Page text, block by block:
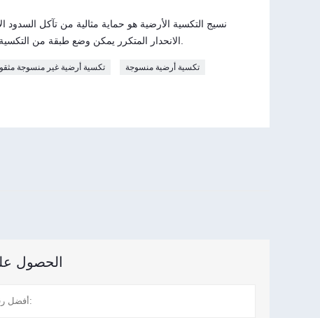
نسيج التكسية الأرضية هو حماية مثالية من تآكل السدود
تكسية أرضية غير منسوجة تكسية أرضية منسوجة
الحصول